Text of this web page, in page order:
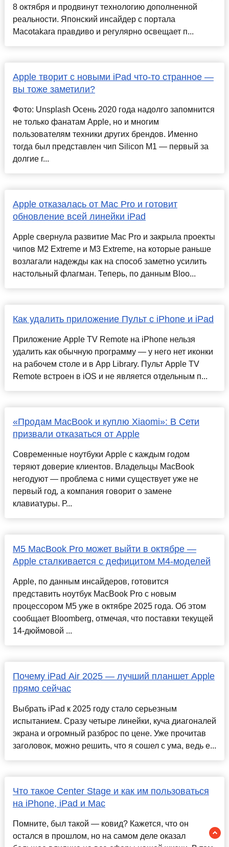
8 октября и продвинут технологию дополненной
реальности. Японский инсайдер с портала
Macotakara правдиво и регулярно освещает п...
Apple творит с новыми iPad что-то странное —
вы тоже заметили?
Фото: Unsplash Осень 2020 года надолго запомнится
не только фанатам Apple, но и многим
пользователям техники других брендов. Именно
тогда был представлен чип Silicon M1 — первый за
долгие г...
Apple отказалась от Mac Pro и готовит
обновление всей линейки iPad
Apple свернула развитие Mac Pro и закрыла проекты
чипов M2 Extreme и M3 Extreme, на которые раньше
возлагали надежды как на способ заметно усилить
настольный флагман. Теперь, по данным Bloo...
Как удалить приложение Пульт с iPhone и iPad
Приложение Apple TV Remote на iPhone нельзя
удалить как обычную программу — у него нет иконки
на рабочем столе и в App Library. Пульт Apple TV
Remote встроен в iOS и не является отдельным п...
«Продам MacBook и куплю Xiaomi»: В Сети
призвали отказаться от Apple
Современные ноутбуки Apple с каждым годом
теряют доверие клиентов. Владельцы MacBook
негодуют — проблема с ними существует уже не
первый год, а компания говорит о замене
клавиатуры. Р...
M5 MacBook Pro может выйти в октябре —
Apple сталкивается с дефицитом M4-моделей
Apple, по данным инсайдеров, готовится
представить ноутбук MacBook Pro с новым
процессором M5 уже в октябре 2025 года. Об этом
сообщает Bloomberg, отмечая, что поставки текущей
14-дюймовой ...
Почему iPad Air 2025 — лучший планшет Apple
прямо сейчас
Выбрать iPad к 2025 году стало серьезным
испытанием. Сразу четыре линейки, куча диагоналей
экрана и огромный разброс по цене. Уже прочитав
заголовок, можно решить, что я сошел с ума, ведь е...
Что такое Center Stage и как им пользоваться
на iPhone, iPad и Mac
Помните, был такой — ковид? Кажется, что он
остался в прошлом, но на самом деле оказал